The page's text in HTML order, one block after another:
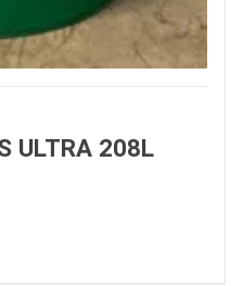
ULTRA 208L